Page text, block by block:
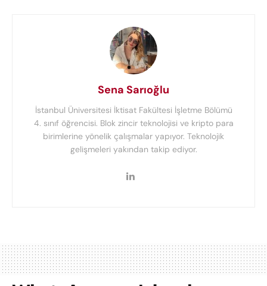
Sena Sarıoğlu
İstanbul Üniversitesi İktisat Fakültesi İşletme Bölümü
4. sınıf öğrencisi. Blok zincir teknolojisi ve kripto para
birimlerine yönelik çalışmalar yapıyor. Teknolojik
gelişmeleri yakından takip ediyor.